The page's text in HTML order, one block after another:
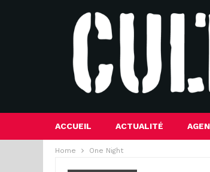
ACCUEIL ACTUALITÉ
Home One Night